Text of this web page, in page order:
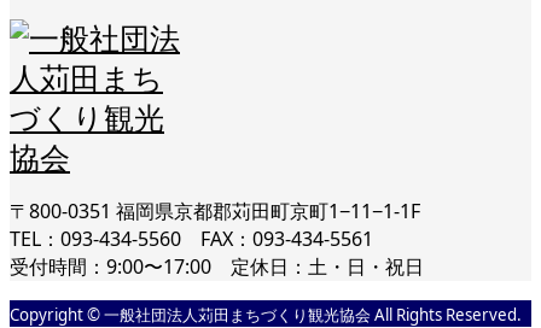
〒800-0351 福岡県京都郡苅田町京町1−11−1-1F
TEL：093-434-5560 FAX：093-434-5561
受付時間：9:00〜17:00 定休日：土・日・祝日
Copyright © 一般社団法人苅田まちづくり観光協会 All Rights Reserved.